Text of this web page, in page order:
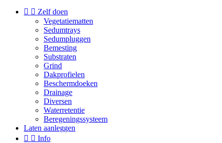
  Zelf doen
Vegetatiematten
Sedumtrays
Sedumpluggen
Bemesting
Substraten
Grind
Dakprofielen
Beschermdoeken
Drainage
Diversen
Waterretentie
Beregeningssysteem
Laten aanleggen
  Info